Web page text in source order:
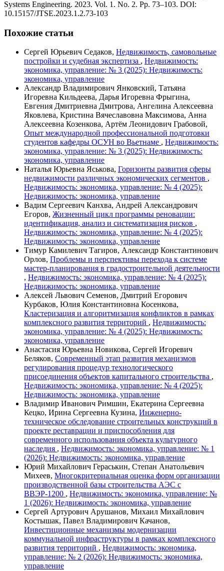
Systems Engineering. 2023. Vol. 1. Nо. 2. Pp. 73–103. DOI:
10.15157/JTSE.2023.1.2.73-103
Похожие статьи
Сергей Юрьевич Седаков, Недвижимость, самовольные
постройки и судебная экспертиза , Недвижимость:
экономика, управление: № 3 (2025): Недвижимость:
экономика, управление
Александр Владимирович Янковский, Татьяна
Игоревна Кильдеева, Дарья Игоревна Фрыгина,
Евгения Дмитриевна Дмитрова, Ангелина Алексеевна
Яковлева, Кристина Вячеславовна Максимова, Анна
Алексеевна Козенкова, Артём Леонидович Грабовой,
Опыт международной профессиональной подготовки
студентов кафедры ОСУН во Вьетнаме , Недвижимость:
экономика, управление: № 3 (2025): Недвижимость:
экономика, управление
Наталья Юрьевна Яськова, Горизонты развития сферы
недвижимости различных экономических сегментов ,
Недвижимость: экономика, управление: № 4 (2025):
Недвижимость: экономика, управление
Вадим Сергеевич Канхва, Андрей Александрович
Егоров, Жизненный цикл программы реновации:
идентификация, анализ и систематизация рисков ,
Недвижимость: экономика, управление: № 4 (2025):
Недвижимость: экономика, управление
Тимур Камилевич Тагиров, Александр Константинович
Орлов, Проблемы и перспективы перехода к системе
мастер-планирования в градостроительной деятельности
, Недвижимость: экономика, управление: № 4 (2025):
Недвижимость: экономика, управление
Алексей Львович Семенов, Дмитрий Егорович
Курбаков, Юлия Константиновна Косенкова,
Кластеризация и алгоритмизация конфликтов в рамках
комплексного развития территорий , Недвижимость:
экономика, управление: № 4 (2025): Недвижимость:
экономика, управление
Анастасия Юрьевна Новикова, Сергей Игоревич
Беляков, Современный этап развития механизмов
регулирования процедур технологического
присоединения объектов капитального строительства ,
Недвижимость: экономика, управление: № 4 (2025):
Недвижимость: экономика, управление
Владимир Иванович Римшин, Екатерина Сергеевна
Кецко, Ирина Сергеевна Кузина, Инженерно-
техническое обследование строительных конструкций в
проекте реставрации и приспособления для
современного использования объекта культурного
наследия , Недвижимость: экономика, управление: № 1
(2026): Недвижимость: экономика, управление
Юрий Михайлович Гераськин, Степан Анатольевич
Михеев, Многокритериальная оценка форм организации
производственной базы строительства АЭС с
ВВЭР-1200 , Недвижимость: экономика, управление: №
1 (2026): Недвижимость: экономика, управление
Сергей Артурович Арушанов, Михаил Михайлович
Костышак, Павел Владимирович Качанов,
Инвестиционные механизмы модернизации
коммунальной инфраструктуры в рамках комплексного
развития территорий , Недвижимость: экономика,
управление: № 2 (2026): Недвижимость: экономика,
управление